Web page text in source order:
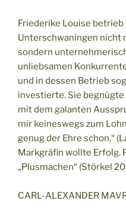
Friederike Louise
Unterschwaningen nicht
sondern
unliebsamen
und in dessen Betrieb
investierte. Sie
mit dem galanten
mir keineswegs zum
genug der Ehre schon.“
Markgräfin wollte Erfolg.
„Plusmachen“ (Störkel
CARL-ALEXANDER